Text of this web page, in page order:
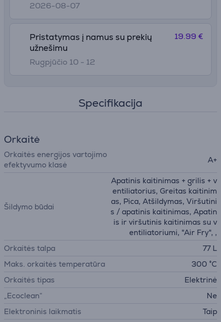
2026-08-07
Pristatymas į namus su prekių
užnešimu
Rugpjūčio 10 - 12
19.99 €
Specifikacija
Orkaitė
Orkaitės energijos vartojimo
efektyvumo klasė
A+
Šildymo būdai
Apatinis kaitinimas + grilis + v
entiliatorius, Greitas kaitinim
as, Pica, Atšildymas, Viršutini
s / apatinis kaitinimas, Apatin
is ir viršutinis kaitinimas su v
entiliatoriumi, "Air Fry", ,
Orkaitės talpa
77 L
Maks. orkaitės temperatūra
300 °C
Orkaitės tipas
Elektrinė
„Ecoclean“
Ne
Elektroninis laikmatis
Taip